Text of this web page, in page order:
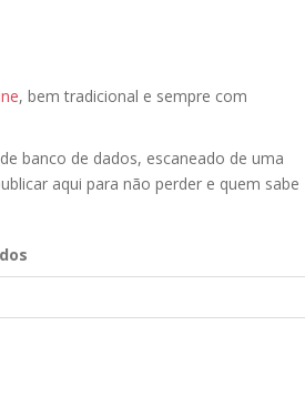
, bem tradicional e sempre com
banco de dados, escaneado de uma
aqui para não perder e quem sabe